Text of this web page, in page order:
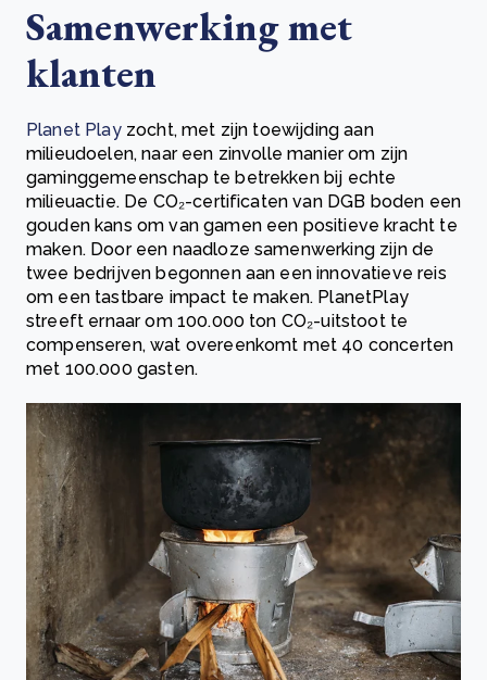
Samenwerking met
klanten
Planet Playzocht, met zijn toewijding aan
milieudoelen, naar een zinvolle manier om zijn
gaminggemeenschap te betrekken bij echte
milieuactie. De CO₂-certificaten van DGB boden een
gouden kans om van gamen een positieve kracht te
maken. Door een naadloze samenwerking zijn de
twee bedrijven begonnen aan een innovatieve reis
om een tastbare impact te maken. PlanetPlay
streeft ernaar om 100.000 ton CO₂-uitstoot te
compenseren, wat overeenkomt met 40 concerten
met 100.000 gasten.